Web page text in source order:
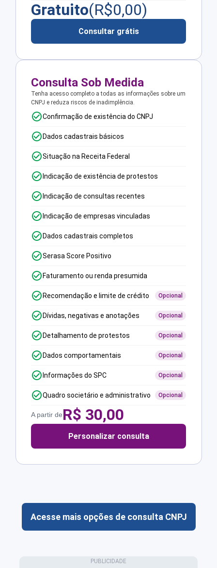
Gratuito(R$0,00)
Consultar grátis
Consulta Sob Medida
Tenha acesso completo a todas as informações sobre um
CNPJ e reduza riscos de inadimplência.
Confirmação de existência do CNPJ
Dados cadastrais básicos
Situação na Receita Federal
Indicação de existência de protestos
Indicação de consultas recentes
Indicação de empresas vinculadas
Dados cadastrais completos
Serasa Score Positivo
Faturamento ou renda presumida
Recomendação e limite de crédito Opcional
Dívidas, negativas e anotações Opcional
Detalhamento de protestos Opcional
Dados comportamentais Opcional
Informações do SPC Opcional
Quadro societário e administrativo Opcional
A partir deR$ 30,00
Personalizar consulta
Acesse mais opções de consulta CNPJ